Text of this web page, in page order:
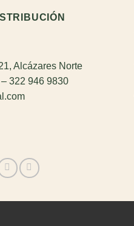
Alcázares Norte
322 946 9830